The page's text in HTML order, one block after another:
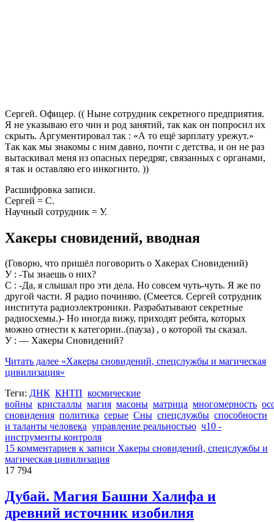
Сергей. Офицер. (( Ныне сотрудник секретного предприятия.
Я не указываю его чин и род занятий, так как он попросил их
скрыть. Аргументировал так : «А то ещё зарплату урежут.»
Так как мы знакомы с ним давно, почти с детства, и он не раз
вытаскивал меня из опасных передряг, связанных с органами,
я так и оставляю его инкогнито. ))
Расшифровка записи.
Сергей = С.
Научный сотрудник = У.
Хакеры сновидений, вводная
(Говорю, что пришёл поговорить о Хакерах Сновидений)
У : -Ты знаешь о них?
С : -Да, я слышал про эти дела. Но совсем чуть-чуть. Я же по
другой части. Я радио починяю. (Смеется. Сергей сотрудник
института радиоэлектроники. Разрабатывают секретные
радиосхемы.)- Но иногда вижу, приходят ребята, которых
можно отнести к категории..(пауза) , о которой ты сказал.
У : — Хакеры Сновидений?
Читать далее «Хакеры сновидений, спецслужбы и магическая
цивилизация»
Теги: ДНК КНТП космические
войны кристаллы магия масоны матрица многомерность
сновидения политика серые Сны спецслужбы способности
и таланты человека управление реальностью ч10 -
инструменты контроля
15 комментариев к записи Хакеры сновидений, спецслужбы и
магическая цивилизация
17 794
Дубай. Магия Башни Халифа и
древний источник изобилия